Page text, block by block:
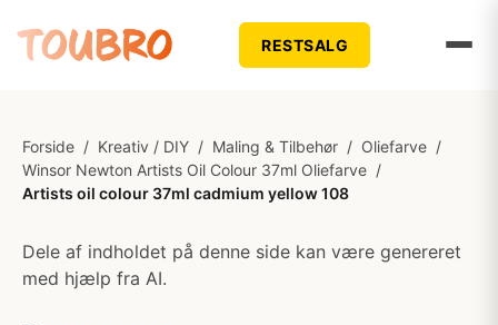
RESTSALG
Forside / Kreativ / DIY / Maling & Tilbehør / Oliefarve /
Winsor Newton Artists Oil Colour 37ml Oliefarve /
Artists oil colour 37ml cadmium yellow 108
Dele af indholdet på denne side kan være genereret
med hjælp fra AI.